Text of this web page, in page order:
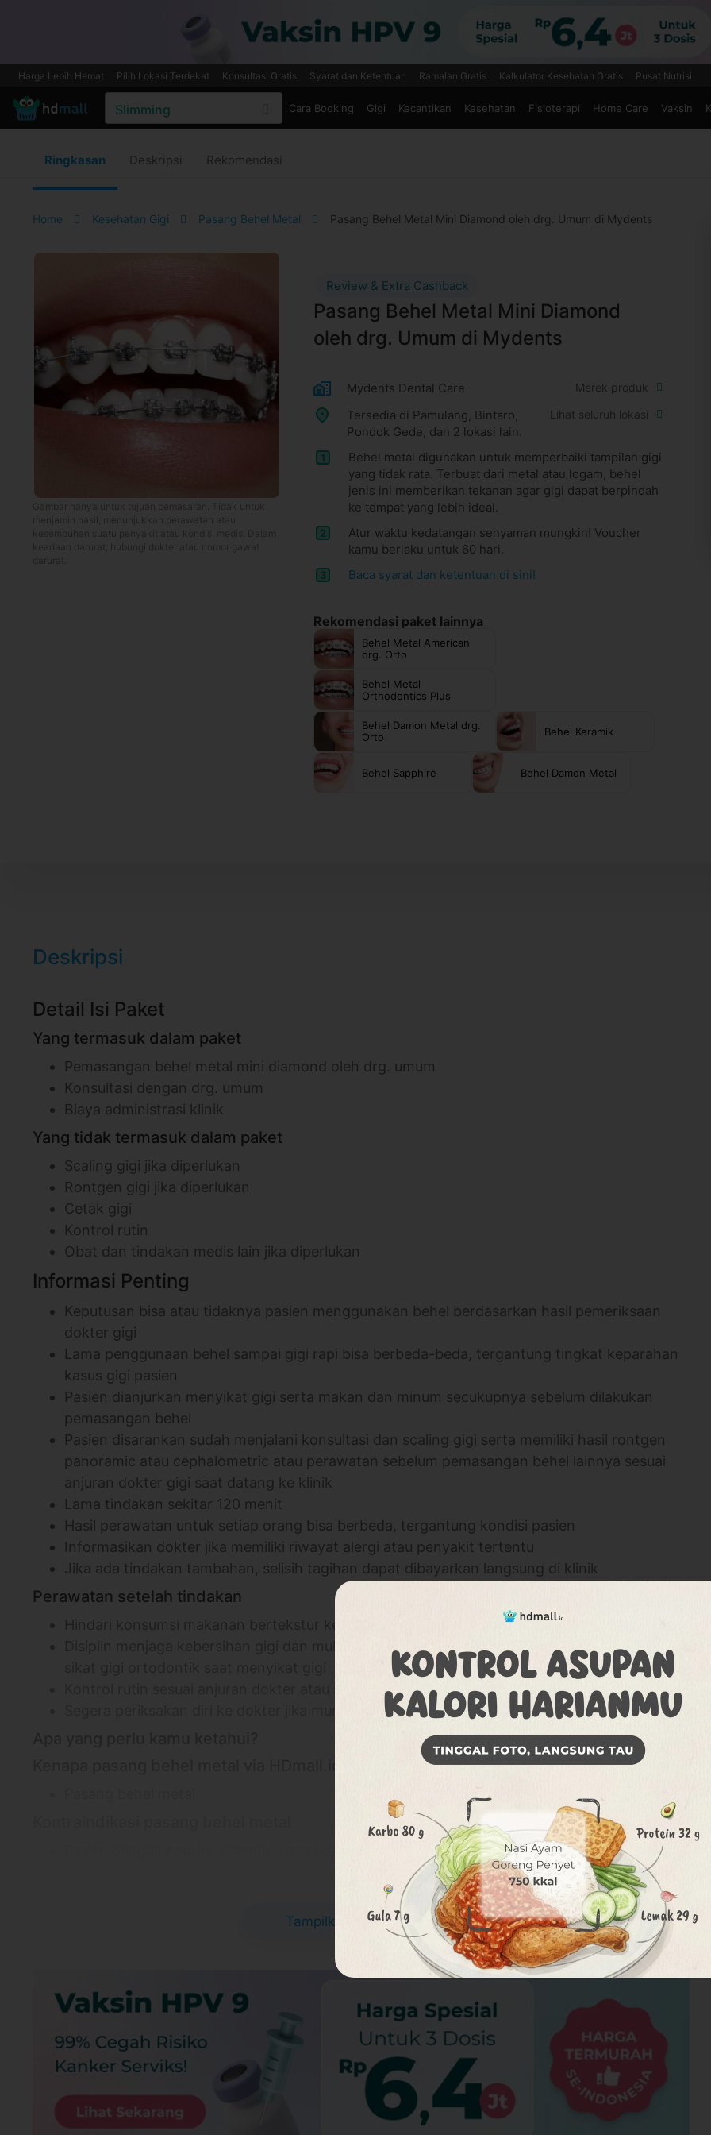
Harga Lebih Hemat Pilih Lokasi Terdekat Konsultasi Gratis Syarat dan Ketentuan Ramalan Gratis Kalkulator Kesehatan Gratis Pusat Nutrisi
Cara Booking Gigi Kecantikan Kesehatan Fisioterapi Home Care Vaksin
Ringkasan Deskripsi Rekomendasi
Home Kesehatan Gigi Pasang Behel Metal Pasang Behel Metal Mini Diamond oleh drg. Umum di Mydents
Review & Extra Cashback
Pasang Behel Metal Mini Diamond
oleh drg. Umum di Mydents
Mydents Dental Care Merek produk
Tersedia di Pamulang, Bintaro,
Pondok Gede, dan 2 lokasi lain.
Lihat seluruh lokasi
1
Behel metal digunakan untuk memperbaiki tampilan gigi
yang tidak rata. Terbuat dari metal atau logam, behel
jenis ini memberikan tekanan agar gigi dapat berpindah
ke tempat yang lebih ideal.
2
Atur waktu kedatangan senyaman mungkin! Voucher
kamu berlaku untuk 60 hari.
3 Baca syarat dan ketentuan di sini!
Rekomendasi paket lainnya
Behel Metal American
drg. Orto
Behel Metal
Orthodontics Plus
Behel Damon Metal drg.
Orto
Behel Keramik
Behel Sapphire Behel Damon Metal
Deskripsi
Detail Isi Paket
Yang termasuk dalam paket
Pemasangan behel metal mini diamond oleh drg. umum
Konsultasi dengan drg. umum
Biaya administrasi klinik
Yang tidak termasuk dalam paket
Scaling gigi jika diperlukan
Rontgen gigi jika diperlukan
Cetak gigi
Kontrol rutin
Obat dan tindakan medis lain jika diperlukan
Informasi Penting
Keputusan bisa atau tidaknya pasien menggunakan behel berdasarkan hasil pemeriksaan
dokter gigi
Lama penggunaan behel sampai gigi rapi bisa berbeda-beda, tergantung tingkat keparahan
kasus gigi pasien
Pasien dianjurkan menyikat gigi serta makan dan minum secukupnya sebelum dilakukan
pemasangan behel
Pasien disarankan sudah menjalani konsultasi dan scaling gigi serta memiliki hasil rontgen
panoramic atau cephalometric atau perawatan sebelum pemasangan behel lainnya sesuai
anjuran dokter gigi saat datang ke klinik
Lama tindakan sekitar 120 menit
Hasil perawatan untuk setiap orang bisa berbeda, tergantung kondisi pasien
Informasikan dokter jika memiliki riwayat alergi atau penyakit tertentu
Jika ada tindakan tambahan, selisih tagihan dapat dibayarkan langsung di klinik
Perawatan setelah tindakan
Hindari konsumsi makanan bertekstur keras dan lengket selama memakai behel
Disiplin menjaga kebersihan gigi dan mulut sesuai anjuran dokter. Jika diperlukan, gunakan
Kontrol rutin sesuai anjuran dokter atau saat behel bermasalah
Segera periksakan diri ke dokter jika muncul efek samping yang mengganggu
Pasien dengan gigi susu atau belum permanen
Efek samping pasang behel metal yang mungkin terjadi
Rasa tidak nyaman pada masa awal penggunaan behel metal
Behel metal merupakan salah satu metode perawatan gigi (ortodontik) yang berfungsi ​untuk
merapikan gigi dengan kondisi-kondisi berikut:
Gigi terlalu penuh dan berdesakan
Tampilkan lebih banyak